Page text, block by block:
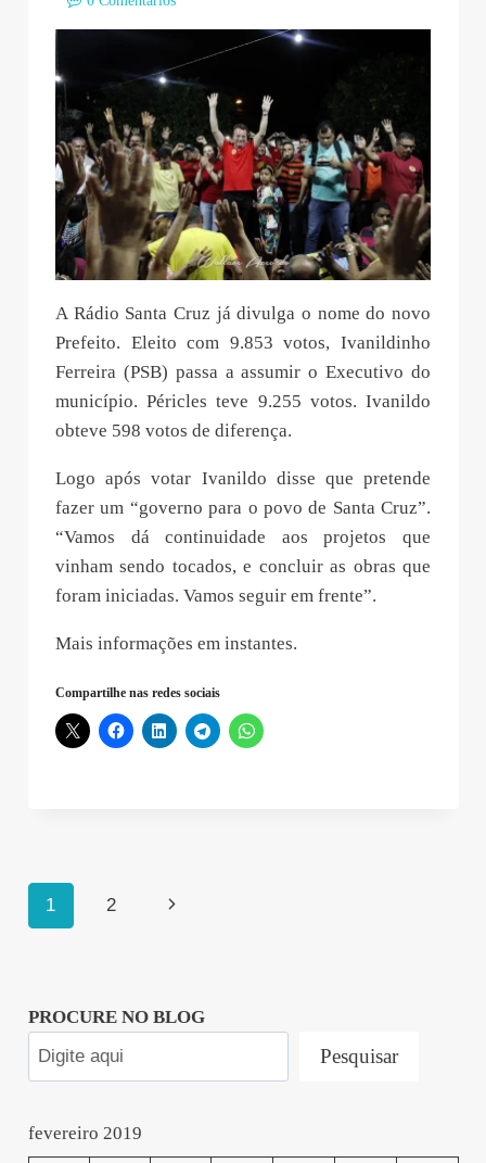
A Rádio Santa Cruz já divulga o nome do novo
Prefeito. Eleito com 9.853 votos, Ivanildinho
Ferreira (PSB) passa a assumir o Executivo do
município. Péricles teve 9.255 votos. Ivanildo
obteve 598 votos de diferença.
Logo após votar Ivanildo disse que pretende
fazer um “governo para o povo de Santa Cruz”.
“Vamos dá continuidade aos projetos que
vinham sendo tocados, e concluir as obras que
foram iniciadas. Vamos seguir em frente”.
Mais informações em instantes.
Compartilhe nas redes sociais
Navegação
1 2
Página
PROCURE NO BLOG
Pesquisar
fevereiro 2019